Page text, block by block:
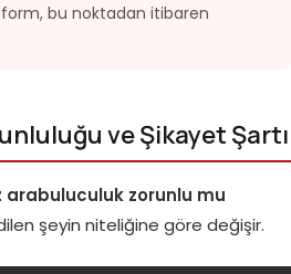
bu noktadan itibaren
ve Şikayet Şartı
arabuluculuk zorunlu mu
şeyin niteliğine göre değişir.